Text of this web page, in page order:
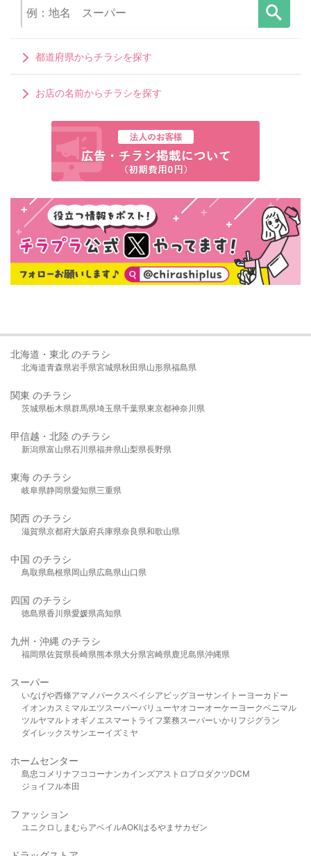
都道府県からチラシを探す
お店の名前からチラシを探す
北海道・東北 のチラシ
北海道青森県岩手県宮城県秋田県山形県福島県
関東 のチラシ
茨城県栃木県群馬県埼玉県千葉県東京都神奈川県
甲信越・北陸 のチラシ
新潟県富山県石川県福井県山梨県長野県
東海 のチラシ
岐阜県静岡県愛知県三重県
関西 のチラシ
滋賀県京都府大阪府兵庫県奈良県和歌山県
中国 のチラシ
鳥取県島根県岡山県広島県山口県
四国 のチラシ
徳島県香川県愛媛県高知県
九州・沖縄 のチラシ
福岡県佐賀県長崎県熊本県大分県宮崎県鹿児島県沖縄県
スーパー
いなげや西條アマノパークスベイシア ビッグヨーサンイトーヨーカドー
イオンカスミ マルエツスーパーバリューヤオコーオーケー ヨークベニマル
ツルヤマルト オギノ エスマート ライフ業務スーパーいかり フジグラン
ダイレックスサンエーイズミヤ
ホームセンター
島忠 コメリ ナフコ コーナンカインズアストロプロダクツDCM
ジョイフル本田
ファッション
ユニクロ しまむら アベイルAOKIはるやま サカゼン